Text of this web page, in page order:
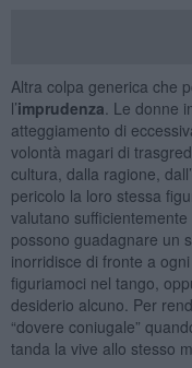
Altra colpa generica che
l’imprudenza . Le donne
atteggiamento di
volontà magari di
cultura, dalla ragione,
pericolo la loro stessa
valutano
possono guadagnare un
inorridisce di fronte a
figuriamoci nel tango,
desiderio alcuno. Per
“dovere coniugale”
tanda la vive allo stesso